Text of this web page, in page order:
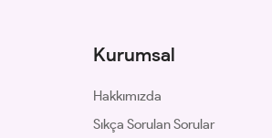
Kurumsal
Hakkımızda
Sıkça Sorulan Sorular